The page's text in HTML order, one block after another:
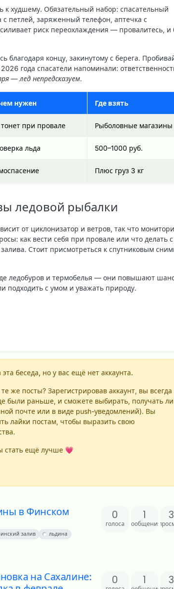
к худшему. Обязательный набор: спасательный
петлей, заряженный телефон, аптечка с
риск переохлаждения — провалитесь, и
благодаря концу, закинутому с берега.
года спасатели напоминали:
— лед непредсказуем.
нужен Где взять
при провале Рыболовные магазины
льда 500–1000 руб.
Плюс груз 3 кг
ледовой рыбалки
от циклонизатор и ветров, так что
как вести себя при провале или что делать с
Стоит присмотреться к спутниковым
ледобуров и термобелья — они повышают
подходить с умом и уважать природу.
беседа, но у вас ещё нет аккаунта.
же посты? Зарегистрировав аккаунт, вы всегда
были раньше, и сможете выбирать, получать ли
почте или в виде push-уведомлений). Вы
лайки постам, чтобы выразить свою
стать ещё лучше 💗
в Финском
залив
льдина
0
голоса
1
сообщения
на Сахалине:
0 1